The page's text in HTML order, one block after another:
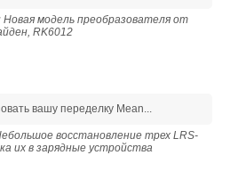
Новая модель преобразователя от
RK6012
вашу переделку Mean...
восстановление трех LRS-
их в зарядные устройства